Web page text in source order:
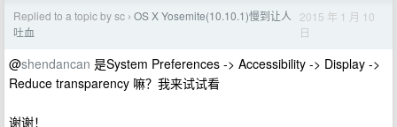
Replied to a topic by sc › OS X Yosemite(10.10.1)慢到让人
吐血
2015 年 1 月 10
日
@shendancan 是System Preferences -> Accessibility -> Display ->
Reduce transparency 嘛？我来试试看
谢谢！